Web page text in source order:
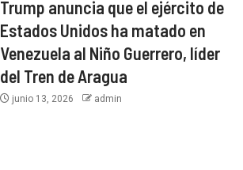
Trump anuncia que el ejército de
Estados Unidos ha matado en
Venezuela al Niño Guerrero, líder
del Tren de Aragua
junio 13, 2026 admin